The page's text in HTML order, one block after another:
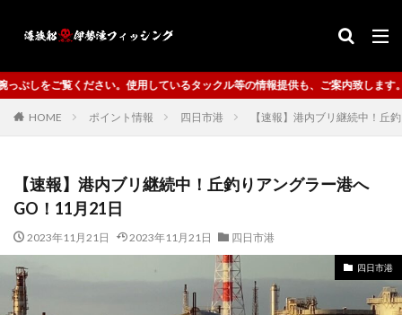
いるタックル等の情報提供も、ご案内致します。
HOME ポイント情報 四日市港 【速報】港内ブリ継続中！丘
【速報】港内ブリ継続中！丘釣りアングラー港へ
GO！11月21日
2023年11月21日 2023年11月21日 四日市港
四日市港